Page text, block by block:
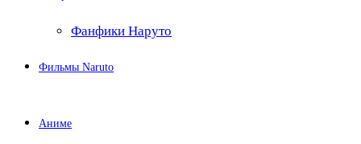
Фанфики Наруто
Фильмы Naruto
Аниме